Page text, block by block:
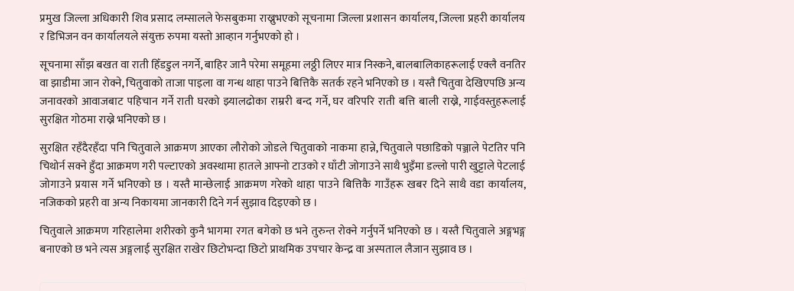
प्रमुख जिल्ला अधिकारी शिव प्रसाद लम्सालले फेसबुकमा राख्नुभएको सूचनामा जिल्ला प्रशासन कार्यालय, जिल्ला प्रहरी कार्यालय
र डिभिजन वन कार्यालयले संयुक्त रुपमा यस्तो आव्हान गर्नुभएको हो ।
सूचनामा साँझ बखत वा राती हिँडडुल नगर्ने, बाहिर जानै परेमा समूहमा लठ्ठी लिएर मात्र निस्कने, बालबालिकाहरूलाई एक्लै वनतिर
वा झाडीमा जान रोक्ने, चितुवाको ताजा पाइला वा गन्ध थाहा पाउने बित्तिकै सतर्क रहने भनिएको छ । यस्तै चितुवा देखिएपछि अन्य
जनावरको आवाजबाट पहिचान गर्ने राती घरको झ्यालढोका राम्ररी बन्द गर्ने, घर वरिपरि राती बत्ति बाली राख्ने, गाईवस्तुहरूलाई
सुरक्षित गोठमा राख्ने भनिएको छ ।
सुरक्षित रहँदैरहँदा पनि चितुवाले आक्रमण आएका लौरोको जोडले चितुवाको नाकमा हान्ने, चितुवाले पछाडिको पञ्जाले पेटतिर पनि
चिथोर्न सक्ने हुँदा आक्रमण गरी पल्टाएको अवस्थामा हातले आफ्नो टाउको र घाँटी जोगाउने साथै भुइँमा डल्लो पारी खुट्टाले पेटलाई
जोगाउने प्रयास गर्ने भनिएको छ । यस्तै मान्छेलाई आक्रमण गरेको थाहा पाउने बित्तिकै गाउँहरू खबर दिने साथै वडा कार्यालय,
नजिकको प्रहरी वा अन्य निकायमा जानकारी दिने गर्न सुझाव दिइएको छ ।
चितुवाले आक्रमण गरिहालेमा शरीरको कुनै भागमा रगत बगेको छ भने तुरुन्त रोक्ने गर्नुपर्ने भनिएको छ । यस्तै चितुवाले अङ्गभङ्ग
बनाएको छ भने त्यस अङ्गलाई सुरक्षित राखेर छिटोभन्दा छिटो प्राथमिक उपचार केन्द्र वा अस्पताल लैजान सुझाव छ ।